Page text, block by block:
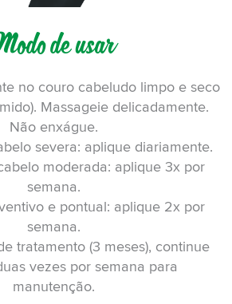
de usar
no couro cabeludo limpo e seco
Massageie delicadamente.
Não enxágue.
severa: aplique diariamente.
moderada: aplique 3x por
semana.
e pontual: aplique 2x por
semana.
tratamento (3 meses), continue
vezes por semana para
manutenção.